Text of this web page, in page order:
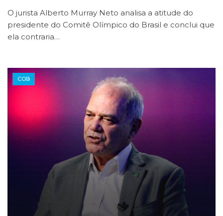
O jurista Alberto Murray Neto analisa a atitude do
presidente do Comitê Olímpico do Brasil e conclui que
ela contraria…
COB